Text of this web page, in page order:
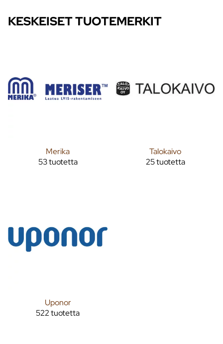
KESKEISET TUOTEMERKIT
Merika
53 tuotetta
Talokaivo
25 tuotetta
Uponor
522 tuotetta